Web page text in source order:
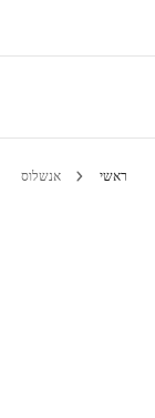
ראשי אנשלוס